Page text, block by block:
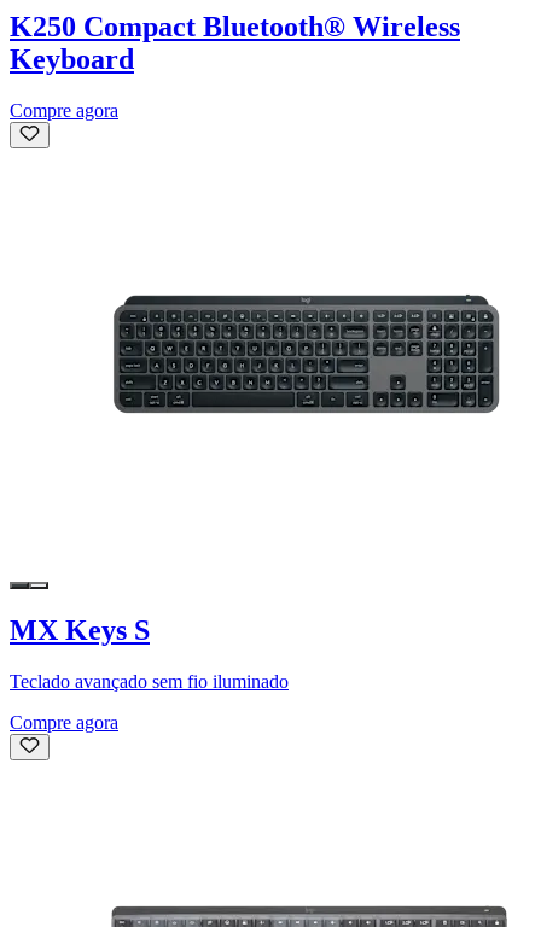
K250 Compact Bluetooth® Wireless
Keyboard
Compre agora
MX Keys S
Teclado avançado sem fio iluminado
Compre agora